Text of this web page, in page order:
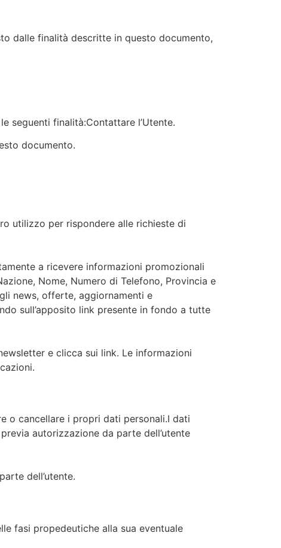
dalle finalità descritte in questo documento,
seguenti finalità:Contattare l’Utente.
documento.
utilizzo per rispondere alle richieste di
a ricevere informazioni promozionali
Nome, Numero di Telefono, Provincia e
news, offerte, aggiornamenti e
sull’apposito link presente in fondo a tutte
e clicca sui link. Le informazioni
o cancellare i propri dati personali.I dati
autorizzazione da parte dell’utente
dell’utente.
fasi propedeutiche alla sua eventuale